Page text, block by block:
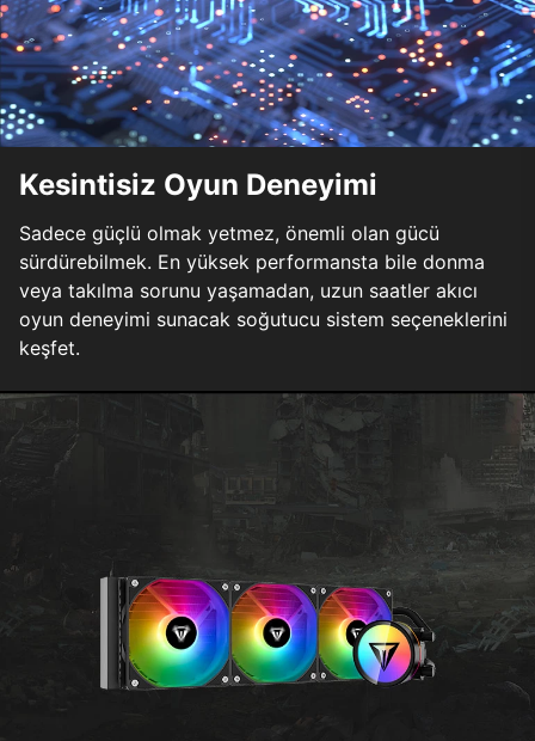
Kesintisiz Oyun Deneyimi
Sadece güçlü olmak yetmez, önemli olan gücü
sürdürebilmek. En yüksek performansta bile donma
veya takılma sorunu yaşamadan, uzun saatler akıcı
oyun deneyimi sunacak soğutucu sistem seçeneklerini
keşfet.